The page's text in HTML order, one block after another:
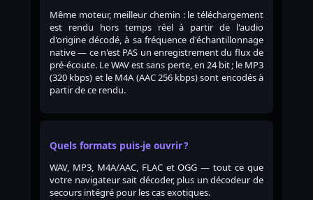
Même moteur, meilleur chemin : le téléchargement
est rendu hors temps réel à partir de l'audio
d'origine décodé, à sa fréquence d'échantillonnage
native — ce n'est PAS un enregistrement du flux de
pré-écoute. Le WAV est sans perte, en 24 bit ; le MP3
(320 kbps) et le M4A (AAC 256 kbps) sont encodés à
partir de ce rendu.
Quels formats puis-je ouvrir ?
WAV, MP3, M4A/AAC, FLAC et OGG — tout ce que
votre navigateur sait décoder, plus un décodeur de
secours intégré pour les cas exotiques.